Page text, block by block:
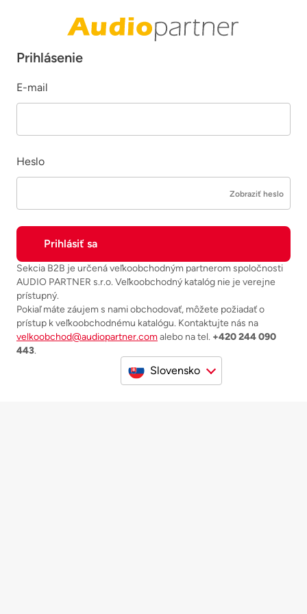
Prihlásenie
E-mail
Heslo
Zobraziť heslo
Sekcia B2B je určená veľkoobchodným partnerom spoločnosti
AUDIO PARTNER s.r.o. Veľkoobchodný katalóg nie je verejne
prístupný.
Pokiaľ máte záujem s nami obchodovať, môžete požiadať o
prístup k veľkoobchodnému katalógu. Kontaktujte nás na
velkoobchod@audiopartner.comalebo na tel. +420 244 090
443.
Slovensko